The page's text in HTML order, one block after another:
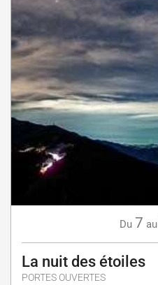
Du 7 au
La nuit des étoiles
PORTES OUVERTES